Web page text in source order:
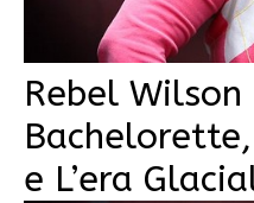
Rebel Wilson
e L’era